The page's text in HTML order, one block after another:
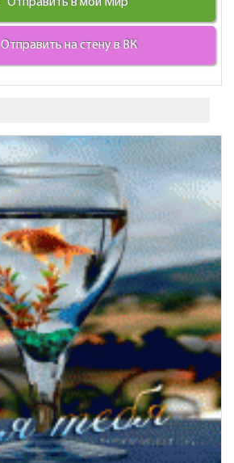
Отправить в мой Мир
Отправить на стену в ВК